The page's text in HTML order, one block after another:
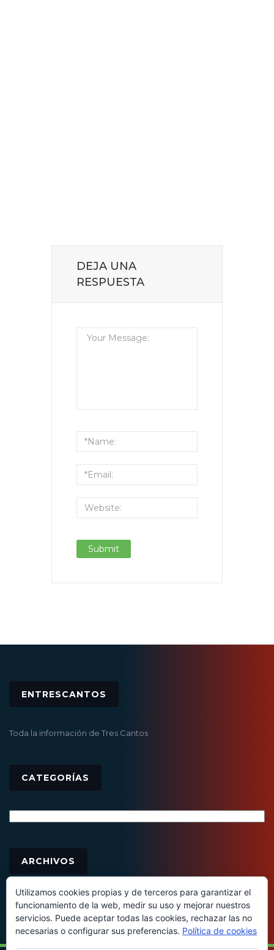
DEJA UNA
RESPUESTA
ENTRESCANTOS
Toda la información de Tres Cantos
CATEGORÍAS
ARCHIVOS
Utilizamos cookies propias y de terceros para garantizar el
funcionamiento de la web, medir su uso y mejorar nuestros
servicios. Puede aceptar todas las cookies, rechazar las no
necesarias o configurar sus preferencias. Política de cookies